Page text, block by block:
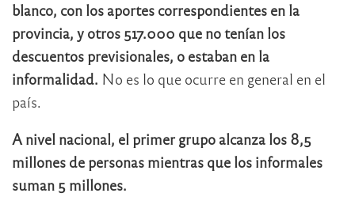
blanco, con los aportes correspondientes en la
provincia, y otros 517.000 que no tenían los
descuentos previsionales, o estaban en la
informalidad. No es lo que ocurre en general en el
país.
A nivel nacional, el primer grupo alcanza los 8,5
millones de personas mientras que los informales
suman 5 millones.